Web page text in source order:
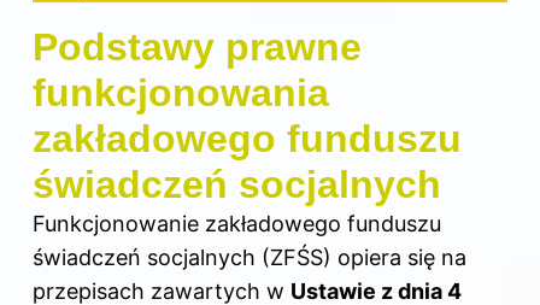
Podstawy prawne
funkcjonowania
zakładowego funduszu
świadczeń socjalnych
Funkcjonowanie zakładowego funduszu
świadczeń socjalnych (ZFŚS) opiera się na
przepisach zawartych w Ustawie z dnia 4